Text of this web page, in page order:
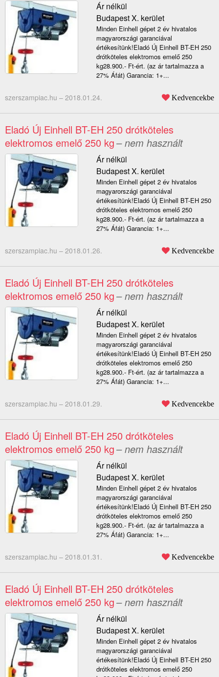
Ár nélkül
Budapest X. kerület
Minden Einhell gépet 2 év hivatalos
magyarországi garanciával
értékesítünk!Eladó Új Einhell BT-EH 250
drótköteles elektromos emelő 250
kg28.900.- Ft-ért. (az ár tartalmazza a
27% Áfát) Garancia: 1+...
szerszampiac.hu – 2018.01.24. Kedvencekbe
Eladó Új Einhell BT-EH 250 drótköteles
elektromos emelő 250 kg– nem használt
Ár nélkül
Budapest X. kerület
Minden Einhell gépet 2 év hivatalos
magyarországi garanciával
értékesítünk!Eladó Új Einhell BT-EH 250
drótköteles elektromos emelő 250
kg28.900.- Ft-ért. (az ár tartalmazza a
27% Áfát) Garancia: 1+...
szerszampiac.hu – 2018.01.26. Kedvencekbe
Eladó Új Einhell BT-EH 250 drótköteles
elektromos emelő 250 kg– nem használt
Ár nélkül
Budapest X. kerület
Minden Einhell gépet 2 év hivatalos
magyarországi garanciával
értékesítünk!Eladó Új Einhell BT-EH 250
drótköteles elektromos emelő 250
kg28.900.- Ft-ért. (az ár tartalmazza a
27% Áfát) Garancia: 1+...
szerszampiac.hu – 2018.01.29. Kedvencekbe
Eladó Új Einhell BT-EH 250 drótköteles
elektromos emelő 250 kg– nem használt
Ár nélkül
Budapest X. kerület
Minden Einhell gépet 2 év hivatalos
magyarországi garanciával
értékesítünk!Eladó Új Einhell BT-EH 250
drótköteles elektromos emelő 250
kg28.900.- Ft-ért. (az ár tartalmazza a
27% Áfát) Garancia: 1+...
szerszampiac.hu – 2018.01.31. Kedvencekbe
Eladó Új Einhell BT-EH 250 drótköteles
elektromos emelő 250 kg– nem használt
Ár nélkül
Budapest X. kerület
Minden Einhell gépet 2 év hivatalos
magyarországi garanciával
értékesítünk!Eladó Új Einhell BT-EH 250
drótköteles elektromos emelő 250